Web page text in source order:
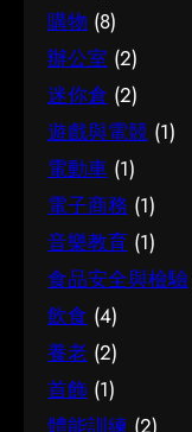
購物 (8)
辦公室 (2)
迷你倉 (2)
遊戲與電競 (1)
電動車 (1)
電子商務 (1)
音樂教育 (1)
食品安全與檢驗
飲食 (4)
養老 (2)
首飾 (1)
體能訓練 (2)